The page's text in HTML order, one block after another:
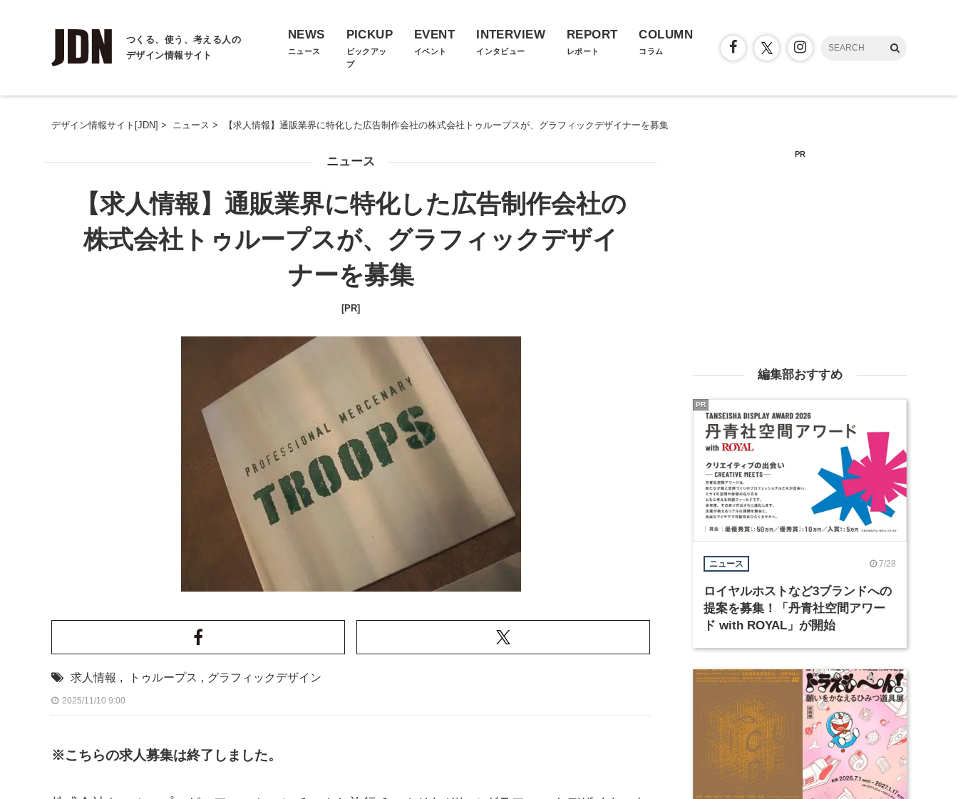
つくる、使う、考える人の
デザイン情報サイト
NEWS
ニュース
PICKUP
ピックアッ
プ
EVENT
イベント
INTERVIEW
インタビュー
REPORT
レポート
COLUMN
コラム
デザイン情報サイト[JDN] > ニュース > 【求人情報】通販業界に特化した広告制作会社の株式会社トゥループスが、グラフィックデザイナーを募集
ニュース
【求人情報】通販業界に特化した広告制作会社の
株式会社トゥループスが、グラフィックデザイ
ナーを募集
[PR]
求人情報 , トゥループス , グラフィックデザイン
2025/11/10 9:00
※こちらの求人募集は終了しました。
PR
編集部おすすめ
ニュース 7/28
ロイヤルホストなど3ブランドへの
提案を募集！「丹青社空間アワー
ド with ROYAL」が開始
PR